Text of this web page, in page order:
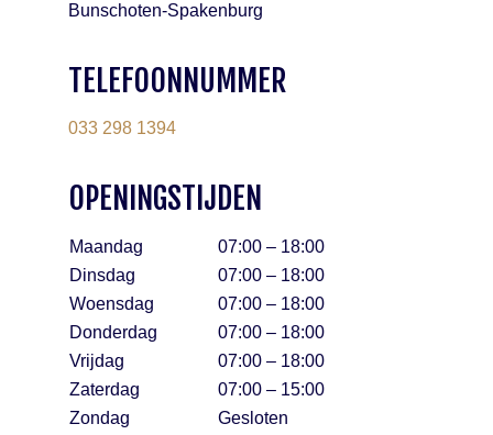
Bunschoten-Spakenburg
TELEFOONNUMMER
033 298 1394
OPENINGSTIJDEN
Maandag
07:00 – 18:00
Dinsdag
07:00 – 18:00
Woensdag
07:00 – 18:00
Donderdag
07:00 – 18:00
Vrijdag
07:00 – 18:00
Zaterdag
07:00 – 15:00
Zondag
Gesloten